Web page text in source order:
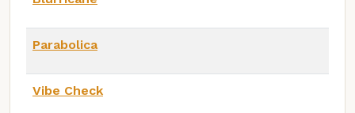
Parabolica
Vibe Check